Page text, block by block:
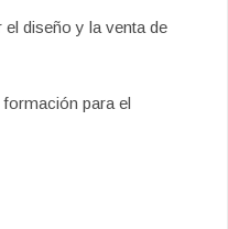
el diseño y la venta de
para el